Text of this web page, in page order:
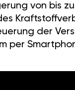
von bis
der
per